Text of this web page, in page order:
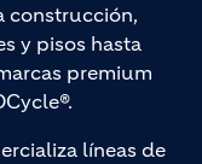
construcción,
y pisos hasta
premium
líneas de